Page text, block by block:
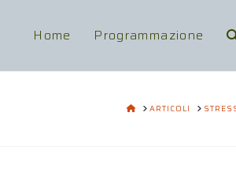
Home Programmazione
HOMEARTICOLI